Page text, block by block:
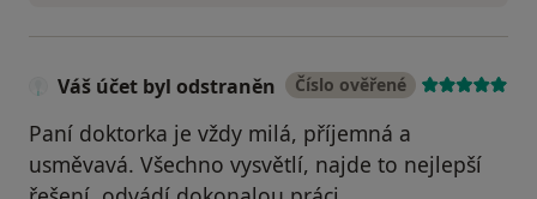
Váš účet byl odstraněn Číslo ověřené
Paní doktorka je vždy milá, příjemná a
usměvavá. Všechno vysvětlí, najde to nejlepší